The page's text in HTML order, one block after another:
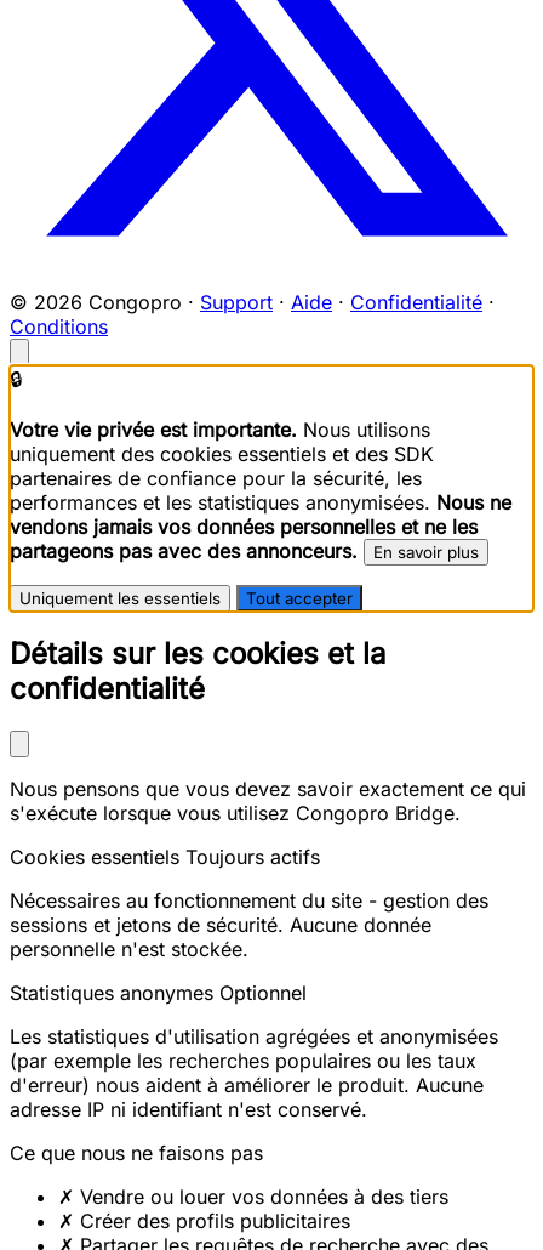
© 2026 Congopro · Support · Aide · Confidentialité ·
Conditions
🔒
Votre vie privée est importante. Nous utilisons
uniquement des cookies essentiels et des SDK
partenaires de confiance pour la sécurité, les
performances et les statistiques anonymisées. Nous ne
vendons jamais vos données personnelles et ne les
partageons pas avec des annonceurs.
En savoir plus
Uniquement les essentiels Tout accepter
Détails sur les cookies et la
confidentialité
Nous pensons que vous devez savoir exactement ce qui
s'exécute lorsque vous utilisez Congopro Bridge.
Cookies essentiels Toujours actifs
Nécessaires au fonctionnement du site - gestion des
sessions et jetons de sécurité. Aucune donnée
personnelle n'est stockée.
Statistiques anonymes Optionnel
Les statistiques d'utilisation agrégées et anonymisées
(par exemple les recherches populaires ou les taux
d'erreur) nous aident à améliorer le produit. Aucune
adresse IP ni identifiant n'est conservé.
Ce que nous ne faisons pas
✗ Vendre ou louer vos données à des tiers
✗ Créer des profils publicitaires
✗ Partager les requêtes de recherche avec des